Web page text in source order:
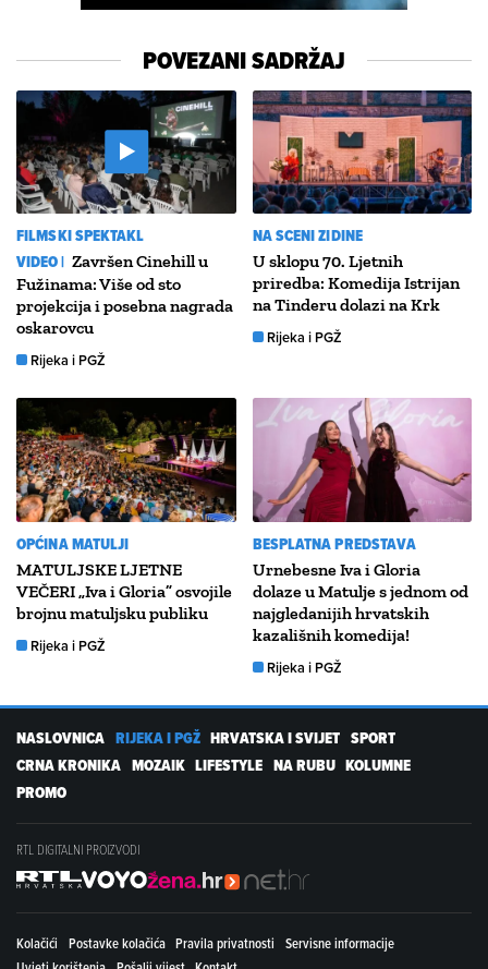
POVEZANI SADRŽAJ
FILMSKI SPEKTAKL
VIDEO | Završen Cinehill u
Fužinama: Više od sto
projekcija i posebna nagrada
oskarovcu
Rijeka i PGŽ
NA SCENI ZIDINE
U sklopu 70. Ljetnih
priredba: Komedija Istrijan
na Tinderu dolazi na Krk
Rijeka i PGŽ
OPĆINA MATULJI
MATULJSKE LJETNE
VEČERI „Iva i Gloria” osvojile
brojnu matuljsku publiku
Rijeka i PGŽ
BESPLATNA PREDSTAVA
Urnebesne Iva i Gloria
dolaze u Matulje s jednom od
najgledanijih hrvatskih
kazališnih komedija!
Rijeka i PGŽ
NASLOVNICA RIJEKA I PGŽ HRVATSKA I SVIJET SPORT
CRNA KRONIKA MOZAIK LIFESTYLE NA RUBU KOLUMNE
PROMO
RTL DIGITALNI PROIZVODI
Kolačići Postavke kolačića Pravila privatnosti
Servisne informacije